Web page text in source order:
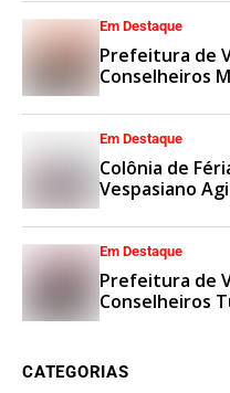
Em Destaque
Prefeitura de
Conselheiros
Em Destaque
Colônia de
Vespasiano
Em Destaque
Prefeitura de
Conselheiros
CATEGORIAS